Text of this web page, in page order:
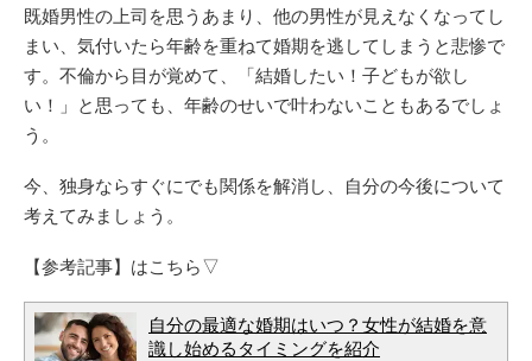
既婚男性の上司を思うあまり、他の男性が見えなくなってし
まい、気付いたら年齢を重ねて婚期を逃してしまうと悲惨で
す。不倫から目が覚めて、「結婚したい！子どもが欲し
い！」と思っても、年齢のせいで叶わないこともあるでしょ
う。
今、独身ならすぐにでも関係を解消し、自分の今後について
考えてみましょう。
【参考記事】はこちら▽
自分の最適な婚期はいつ？女性が結婚を意
識し始めるタイミングを紹介